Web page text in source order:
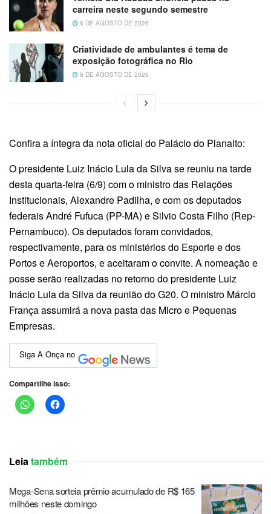
carreira neste segundo semestre
8 DE AGOSTO DE 2026
Criatividade de ambulantes é tema de
exposição fotográfica no Rio
8 DE AGOSTO DE 2026
Confira a íntegra da nota oficial do Palácio do Planalto:
O presidente Luiz Inácio Lula da Silva se reuniu na tarde
desta quarta-feira (6/9) com o ministro das Relações
Institucionais, Alexandre Padilha, e com os deputados
federais André Fufuca (PP-MA) e Silvio Costa Filho (Rep-
Pernambuco). Os deputados foram convidados,
respectivamente, para os ministérios do Esporte e dos
Portos e Aeroportos, e aceitaram o convite. A nomeação e
posse serão realizadas no retorno do presidente Luiz
Inácio Lula da Silva da reunião do G20. O ministro Márcio
França assumirá a nova pasta das Micro e Pequenas
Empresas.
Siga A Onça no
Compartilhe isso:
Leia também
Mega-Sena sorteia prêmio acumulado de R$ 165
milhões neste domingo